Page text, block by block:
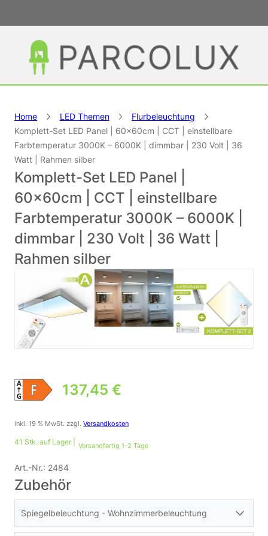
Home LED Themen
Flurbeleuchtung
Komplett-Set LED Panel | 60×60cm | CCT | einstellbare
Farbtemperatur 3000K – 6000K | dimmbar | 230 Volt | 36
Watt | Rahmen silber
Komplett-Set LED Panel |
60×60cm | CCT | einstellbare
Farbtemperatur 3000K – 6000K |
dimmbar | 230 Volt | 36 Watt |
Rahmen silber
137,45 €
inkl. 19 % MwSt. zzgl.Versandkosten
41 Stk. auf Lager | Versandfertig 1-2 Tage
Art.-Nr.: 2484
Zubehör
Spiegelbeleuchtung - Wohnzimmerbeleuchtung